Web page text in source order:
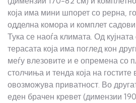
која има мини шпорет со рерна,
одделна комора и комплет
Тука се наоѓа климата. Од
терасата која има поглед кон
меѓу влезовите и е опремена со
столчиња и тенда која на
овозможува приватност. Во
еден брачен кревет (димензии